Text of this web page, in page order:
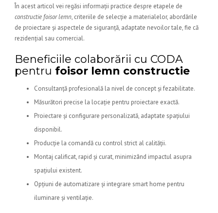
În acest articol vei regăsi informații practice despre etapele de
constructie foisor lemn, criteriile de selecție a materialelor, abordările
de proiectare și aspectele de siguranță, adaptate nevoilor tale, fie că
rezidențial sau comercial.
Beneficiile colaborării cu CODA
pentru foisor lemn constructie
Consultanță profesională la nivel de concept și fezabilitate.
Măsurători precise la locație pentru proiectare exactă.
Proiectare și configurare personalizată, adaptate spațiului
disponibil.
Producție la comandă cu control strict al calității.
Montaj calificat, rapid și curat, minimizând impactul asupra
spațiului existent.
Opțiuni de automatizare și integrare smart home pentru
iluminare și ventilație.